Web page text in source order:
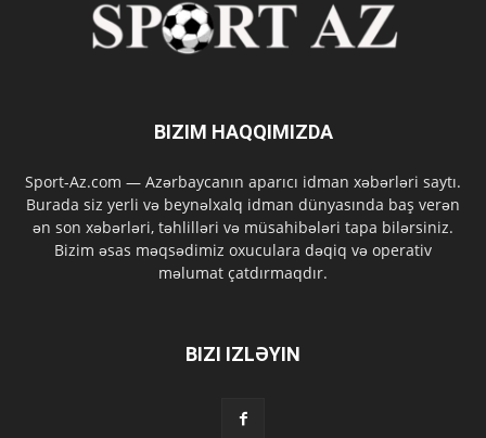
BIZIM HAQQIMIZDA
Sport-Az.com — Azərbaycanın aparıcı idman xəbərləri saytı.
Burada siz yerli və beynəlxalq idman dünyasında baş verən
ən son xəbərləri, təhlilləri və müsahibələri tapa bilərsiniz.
Bizim əsas məqsədimiz oxuculara dəqiq və operativ
məlumat çatdırmaqdır.
BIZI IZLƏYIN